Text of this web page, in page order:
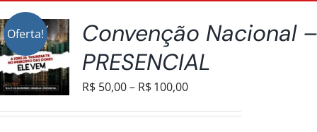
Oferta!
Convenção Nacional
PRESENCIAL
R$ 50,00 – R$ 100,00Faixa